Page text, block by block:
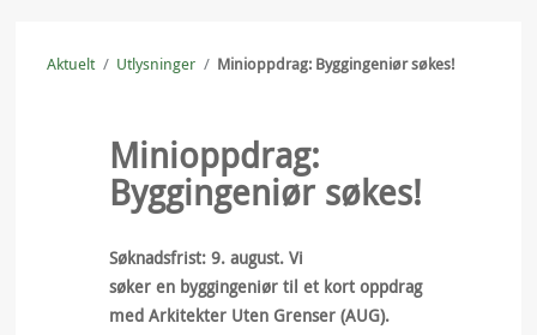
OM OSS
PRESSE
Aktuelt / Utlysninger / Minioppdrag: Byggingeniør søkes!
Minioppdrag:
Byggingeniør søkes!
Søknadsfrist: 9. august. Vi
søker en byggingeniør til et kort oppdrag
med Arkitekter Uten Grenser (AUG).